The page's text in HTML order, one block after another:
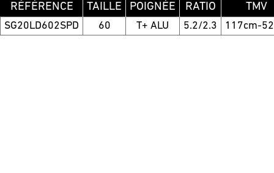
RÉFÉRENCE TAILLE POIGNÉE RATIO TMV
SG20LD602SPD 60 T+ ALU 5.2/2.3 117cm-